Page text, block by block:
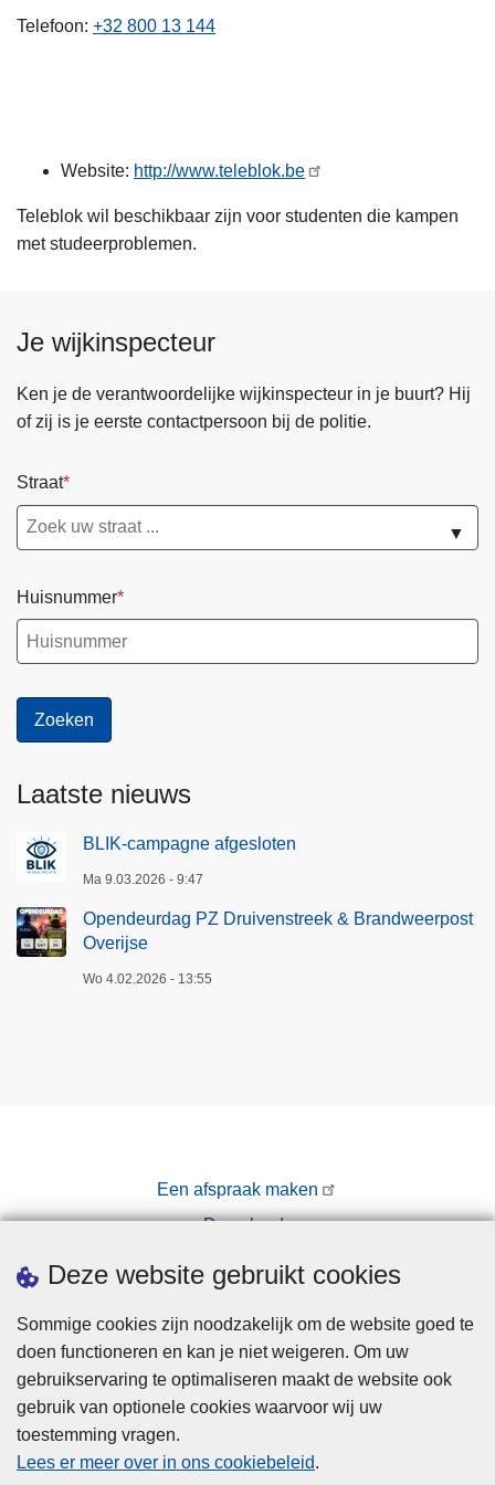
Deze website gebruikt cookies
Sommige cookies zijn noodzakelijk om de website goed te
doen functioneren en kan je niet weigeren. Om uw
gebruikservaring te optimaliseren maakt de website ook
gebruik van optionele cookies waarvoor wij uw
toestemming vragen.
Lees er meer over in ons cookiebeleid.
Telefoon +32 800 13 144
Website: http://www.teleblok.be
Teleblok wil beschikbaar zijn voor studenten die kampen
met studeerproblemen.
Je wijkinspecteur
Ken je de verantwoordelijke wijkinspecteur in je buurt? Hij
of zij is je eerste contactpersoon bij de politie.
Straat
▼
Huisnummer
Laatste nieuws
BLIK-campagne afgesloten
Ma 9.03.2026 - 9:47
Opendeurdag PZ Druivenstreek & Brandweerpost
Overijse
Wo 4.02.2026 - 13:55
Een afspraak maken
Downloads
Pers
Privacy